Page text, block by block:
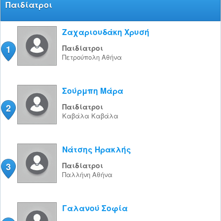
Παιδίατροι
1
Ζαχαριουδάκη Χρυσή
Παιδίατροι
Πετρούπολη Αθήνα
2
Σούρμπη Μάρα
Παιδίατροι
Καβάλα Καβάλα
3
Νάτσης Ηρακλής
Παιδίατροι
Παλλήνη Αθήνα
Γαλανού Σοφία